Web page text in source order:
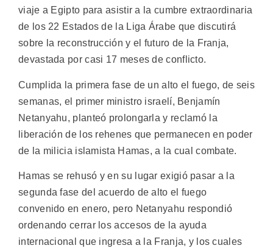
viaje a Egipto para asistir a la cumbre extraordinaria
de los 22 Estados de la Liga Árabe que discutirá
sobre la reconstrucción y el futuro de la Franja,
devastada por casi 17 meses de conflicto.
Cumplida la primera fase de un alto el fuego, de seis
semanas, el primer ministro israelí, Benjamín
Netanyahu, planteó prolongarla y reclamó la
liberación de los rehenes que permanecen en poder
de la milicia islamista Hamas, a la cual combate.
Hamas se rehusó y en su lugar exigió pasar a la
segunda fase del acuerdo de alto el fuego
convenido en enero, pero Netanyahu respondió
ordenando cerrar los accesos de la ayuda
internacional que ingresa a la Franja, y los cuales